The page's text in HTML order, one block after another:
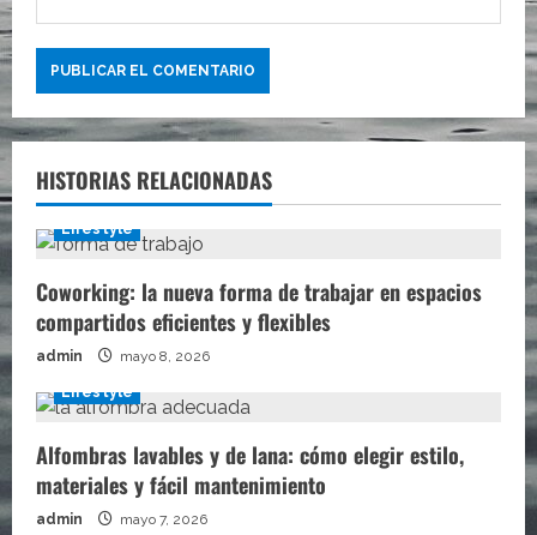
HISTORIAS RELACIONADAS
Lifestyle
Coworking: la nueva forma de trabajar en espacios
compartidos eficientes y flexibles
admin mayo 8, 2026
Lifestyle
Alfombras lavables y de lana: cómo elegir estilo,
materiales y fácil mantenimiento
admin mayo 7, 2026